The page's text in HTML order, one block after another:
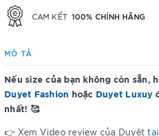
CAM KẾT 100% CHÍNH HÃNG
MÔ TẢ
Nếu size của bạn không còn sẵn,
Duyet Fashion hoặc Duyet Luxuy
nhất! 🥰
👉 Xem Video review của Duyệt